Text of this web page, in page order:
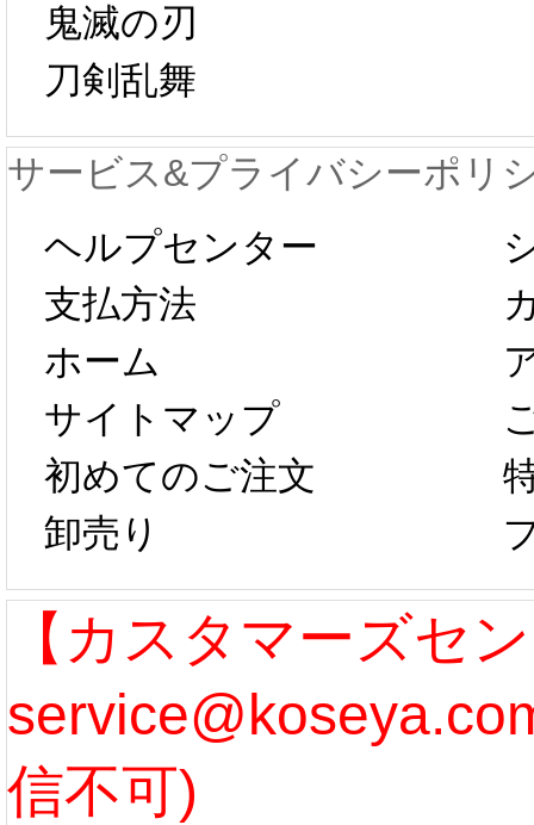
日から工場生産
が一時停止いた
します。 2月5日
以後のご注文
は、2月25日か
らコスプレ制
作、発送予定と
なります。 ...
[more]
プレ
新春
字半
第二
たし
ル期
まで
鬼滅の刃
刀剣乱舞
サービス&プライバシーポリ
ヘルプセンター
支払方法
ホーム
サイトマップ
初めてのご注文
卸売り
【カスタマーズセ
信不可)